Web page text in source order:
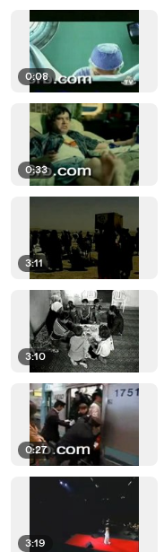
0:08
0:33
3:11
3:10
0:27
3:19